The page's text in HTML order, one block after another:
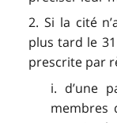
2. Si la cité
plus tard le
prescrite par
i. d’une
membres